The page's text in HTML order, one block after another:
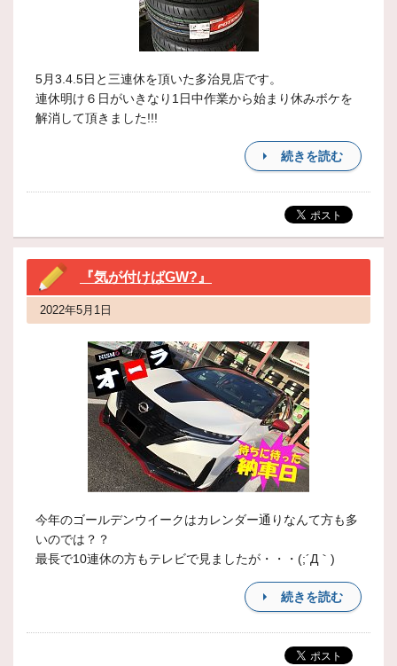
5月3.4.5日と三連休を頂いた多治見店です。
連休明け６日がいきなり1日中作業から始まり休みボケを
解消して頂きました!!!
続きを読む
『気が付けばGW?』
2022年5月1日
今年のゴールデンウイークはカレンダー通りなんて方も多
いのでは？？
最長で10連休の方もテレビで見ましたが・・・(;´Д｀)
続きを読む